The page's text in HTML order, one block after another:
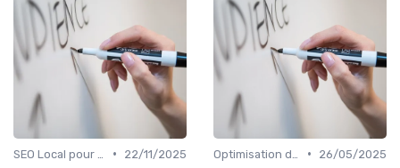
•
22/11/2025
•
26/05/2025